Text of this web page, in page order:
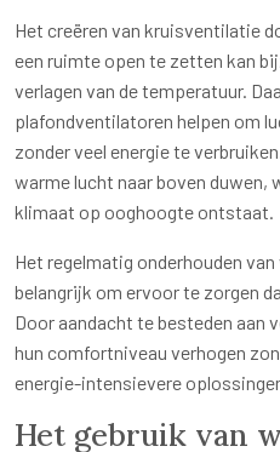
Het creëren van kruisventilatie
een ruimte open te zetten kan
verlagen van de temperatuur.
plafondventilatoren helpen om
zonder veel energie te
warme lucht naar boven duwen,
klimaat op ooghoogte ontstaat.
Het regelmatig onderhouden
belangrijk om ervoor te zorgen
Door aandacht te besteden aan
hun comfortniveau verhogen
energie-intensievere
Het gebruik van